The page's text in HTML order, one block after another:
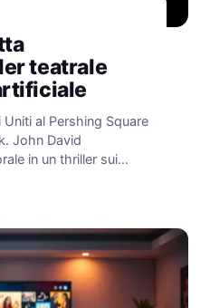
teatrale
al Pershing Square
John David
in un thriller sui…